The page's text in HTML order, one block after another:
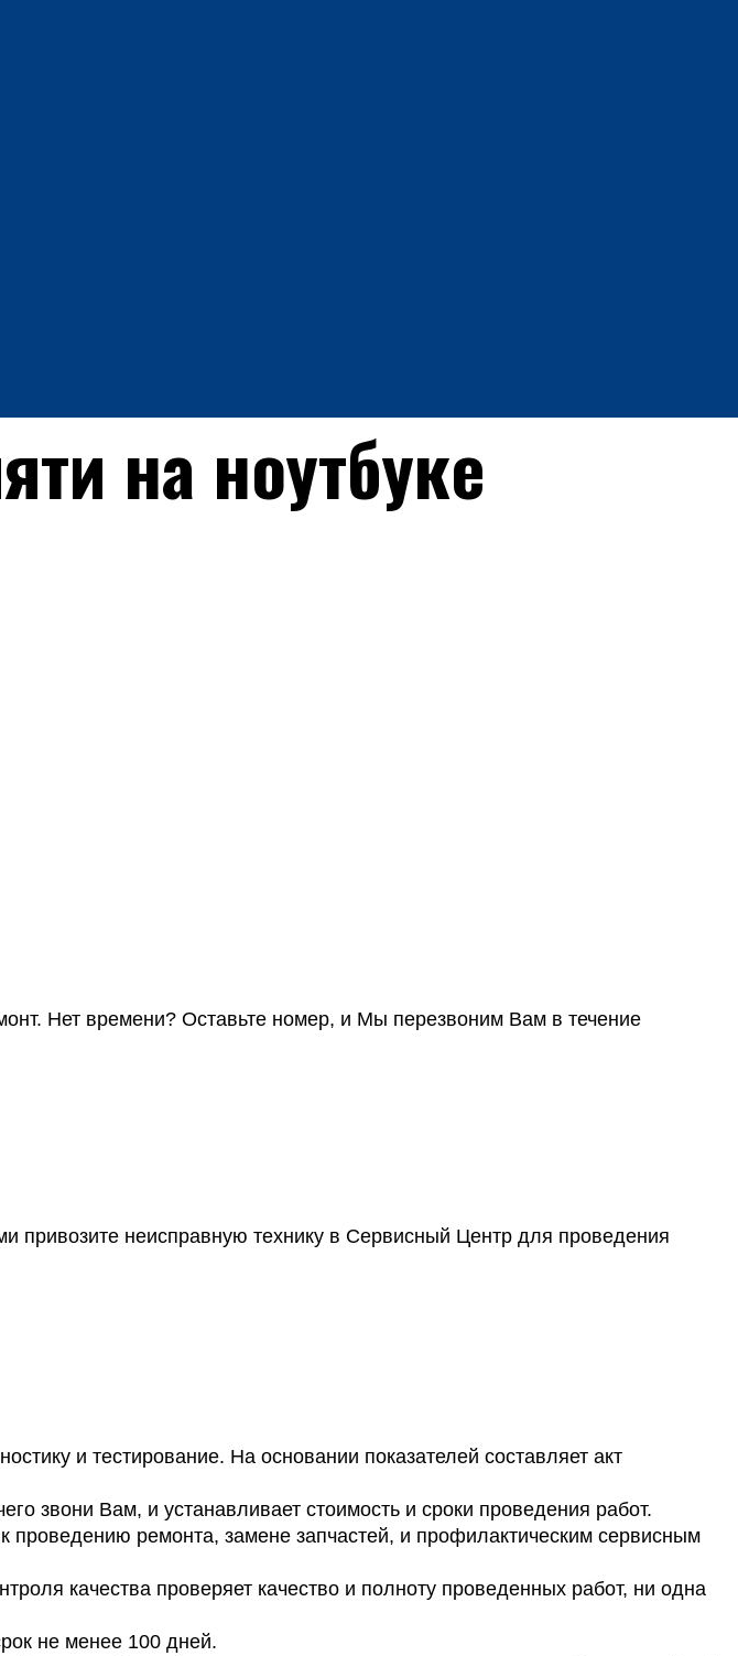
на ноутбуке
Нет времени? Оставьте номер, и Мы перезвоним Вам в течение
неисправную технику в Сервисный Центр для проведения
и тестирование. На основании показателей составляет акт
звони Вам, и устанавливает стоимость и сроки проведения работ.
проведению ремонта, замене запчастей, и профилактическим сервисным
качества проверяет качество и полноту проведенных работ, ни одна
не менее 100 дней.